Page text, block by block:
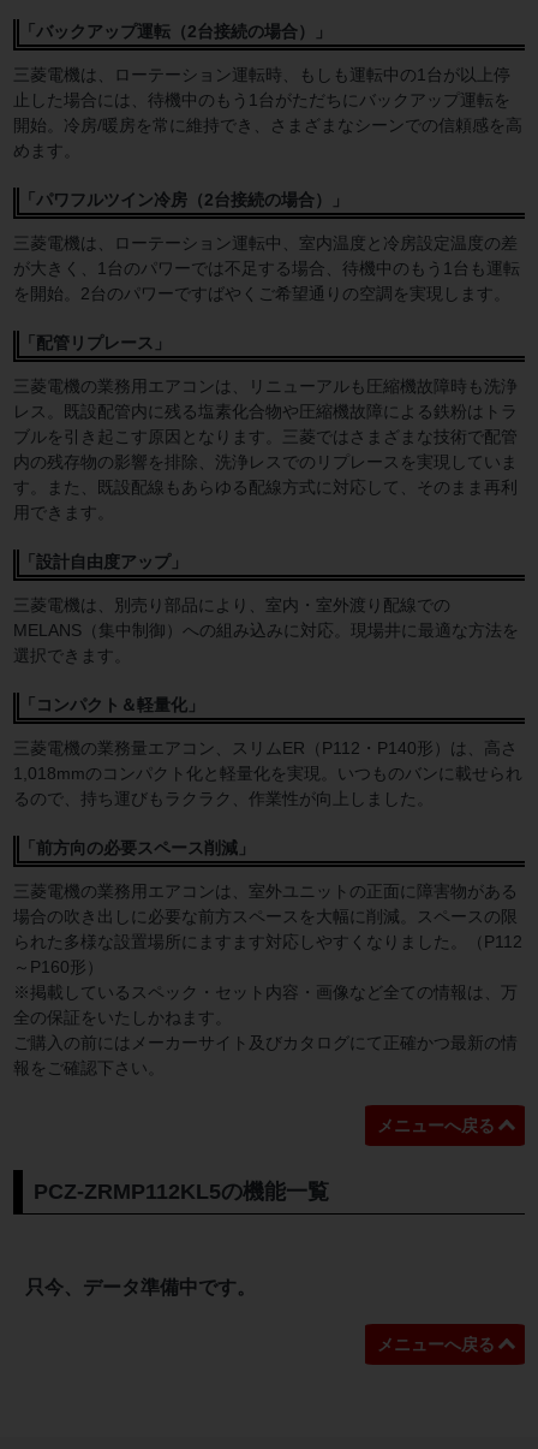
「バックアップ運転（2台接続の場合）」
三菱電機は、ローテーション運転時、もしも運転中の1台が以上停
止した場合には、待機中のもう1台がただちにバックアップ運転を
開始。冷房/暖房を常に維持でき、さまざまなシーンでの信頼感を高
めます。
「パワフルツイン冷房（2台接続の場合）」
三菱電機は、ローテーション運転中、室内温度と冷房設定温度の差
が大きく、1台のパワーでは不足する場合、待機中のもう1台も運転
を開始。2台のパワーですばやくご希望通りの空調を実現します。
「配管リプレース」
三菱電機の業務用エアコンは、リニューアルも圧縮機故障時も洗浄
レス。既設配管内に残る塩素化合物や圧縮機故障による鉄粉はトラ
ブルを引き起こす原因となります。三菱ではさまざまな技術で配管
内の残存物の影響を排除、洗浄レスでのリプレースを実現していま
す。また、既設配線もあらゆる配線方式に対応して、そのまま再利
用できます。
「設計自由度アップ」
三菱電機は、別売り部品により、室内・室外渡り配線での
MELANS（集中制御）への組み込みに対応。現場井に最適な方法を
選択できます。
「コンパクト＆軽量化」
三菱電機の業務量エアコン、スリムER（P112・P140形）は、高さ
1,018mmのコンパクト化と軽量化を実現。いつものバンに載せられ
るので、持ち運びもラクラク、作業性が向上しました。
「前方向の必要スペース削減」
三菱電機の業務用エアコンは、室外ユニットの正面に障害物がある
場合の吹き出しに必要な前方スペースを大幅に削減。スペースの限
られた多様な設置場所にますます対応しやすくなりました。（P112
～P160形）
※掲載しているスペック・セット内容・画像など全ての情報は、万
全の保証をいたしかねます。
ご購入の前にはメーカーサイト及びカタログにて正確かつ最新の情
報をご確認下さい。
メニューへ戻る
PCZ-ZRMP112KL5の機能一覧
只今、データ準備中です。
メニューへ戻る